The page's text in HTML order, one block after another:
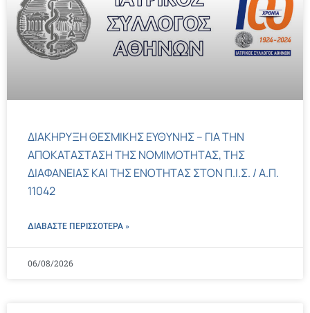
ΔΙΑΚΗΡΥΞΗ ΘΕΣΜΙΚΗΣ ΕΥΘΥΝΗΣ – ΓΙΑ ΤΗΝ
ΑΠΟΚΑΤΑΣΤΑΣΗ ΤΗΣ ΝΟΜΙΜΟΤΗΤΑΣ, ΤΗΣ
ΔΙΑΦΑΝΕΙΑΣ ΚΑΙ ΤΗΣ ΕΝΟΤΗΤΑΣ ΣΤΟΝ Π.Ι.Σ. / Α.Π.
11042
ΔΙΑΒΑΣΤΕ ΠΕΡΙΣΣΌΤΕΡΑ »
06/08/2026